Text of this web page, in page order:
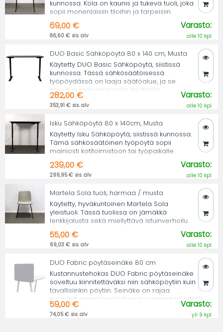
kunnossa. Kola on kaunis ja tukeva tuoli, joka
sopii monenlaisiin tiloihin ja tarpeisiin.
69,00 €
86,60 € sis. alv
Varasto:
alle 10 kpl
DUO Basic Sähköpöytä 80 x 140 cm, Musta
Käytetty DUO Basic Sähköpöytä, siistissä
kunnossa. Tässä sähkösäätöisessä
työpöydässä on laaja säätöalue, ja se
soveltuu kaikenkokoisille käyttäjille.
282,00 €
353,91 € sis. alv
Varasto:
alle 10 kpl
Isku Sähköpöytä 80 x 140cm, Musta
Käytetty Isku Sähköpöytä, siistissä kunnossa.
Tämä sähkösäätöinen työpöytä sopii
mainiosti kotitoimistoon tai työpaikalle.
239,00 €
299,95 € sis. alv
Varasto:
alle 10 kpl
Martela Sola tuoli, harmaa / musta
Käytetty, hyväkuntoinen Martela Sola
yleistuoli. Tässä tuolissa on jämäkkä
lenkkijalusta sekä miellyttävä istuinverhoilu.
55,00 €
69,03 € sis. alv
Varasto:
alle 10 kpl
DUO Fabric pöytäseinäke 80 cm
Kustannustehokas DUO Fabric pöytäseinäke
soveltuu kiinnitettäväksi niin sähköpöytiin kuin
tavallisiinkin pöytiin. Seinäke on rajaa
sujuvasti ympäröivää tilaa ja vaimentaa ääntä.
59,00 €
74,05 € sis. alv
Varasto:
yli 9 kpl